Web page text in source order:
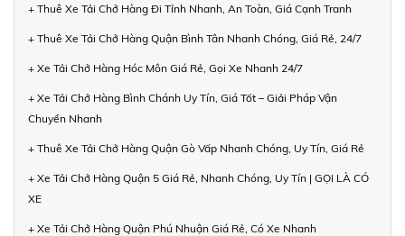
+ Thuê Xe Tải Chở Hàng Đi Tỉnh Nhanh, An Toàn, Giá Cạnh Tranh
+ Thuê Xe Tải Chở Hàng Quận Bình Tân Nhanh Chóng, Giá Rẻ, 24/7
+ Xe Tải Chở Hàng Hóc Môn Giá Rẻ, Gọi Xe Nhanh 24/7
+ Xe Tải Chở Hàng Bình Chánh Uy Tín, Giá Tốt – Giải Pháp Vận
Chuyển Nhanh
+ Thuê Xe Tải Chở Hàng Quận Gò Vấp Nhanh Chóng, Uy Tín, Giá Rẻ
+ Xe Tải Chở Hàng Quận 5 Giá Rẻ, Nhanh Chóng, Uy Tín | GỌI LÀ CÓ
XE
+ Xe Tải Chở Hàng Quận Phú Nhuận Giá Rẻ, Có Xe Nhanh